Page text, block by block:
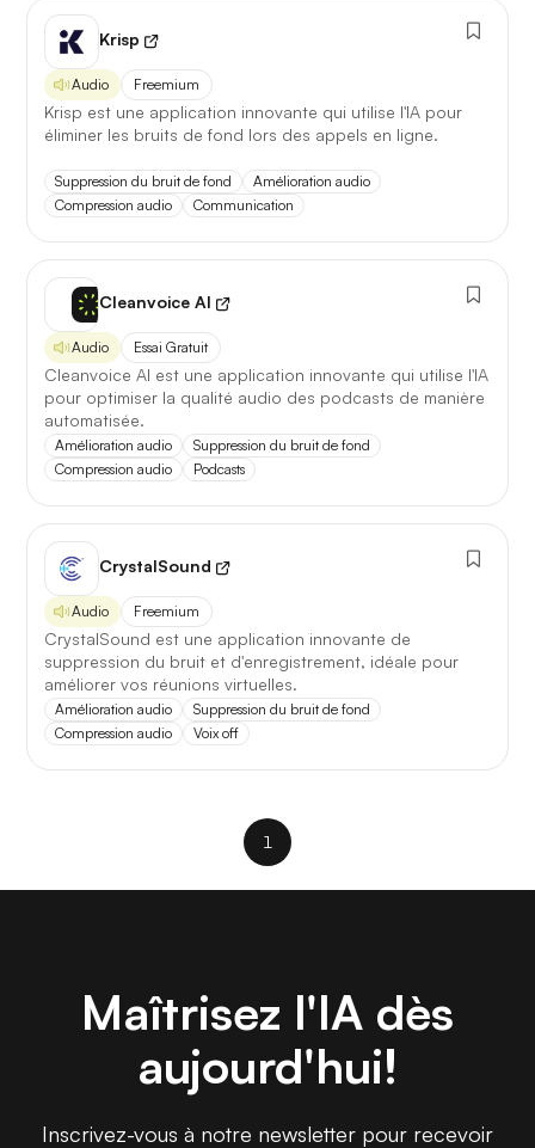
Contexte maximal ×2,5
Lire l'article complet
[TEST] Midjourney V8 : ce qui change
5 juillet 2026
Krisp
Audio Freemium
Krisp est une application innovante qui utilise l'IA pour
éliminer les bruits de fond lors des appels en ligne.
Suppression du bruit de fond
Amélioration audio
Compression audio
Communication
Cleanvoice AI
Audio Essai Gratuit
Cleanvoice AI est une application innovante qui utilise l'IA
pour optimiser la qualité audio des podcasts de manière
automatisée.
Amélioration audio
Suppression du bruit de fond
Compression audio
Podcasts
CrystalSound
Audio Freemium
CrystalSound est une application innovante de
suppression du bruit et d'enregistrement, idéale pour
améliorer vos réunions virtuelles.
Amélioration audio
Suppression du bruit de fond
Compression audio
Voix off
1
Maîtrisez l'IA dès
aujourd'hui!
Inscrivez-vous à notre newsletter pour recevoir